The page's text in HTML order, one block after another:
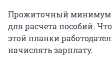
Прожиточный минимум
для расчета пособий.
этой планки
начислять зарплату.